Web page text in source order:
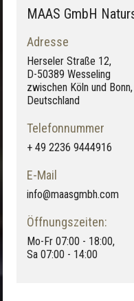
MAAS GmbH
Adresse
Herseler Straße 12,
D-50389 Wesseling
zwischen Köln und Bonn,
Deutschland
Telefonnummer
+ 49 2236 9444916
E-Mail
info@maasgmbh.com
Öffnungszeiten:
Mo-Fr 07:00 - 18:00,
Sa 07:00 - 14:00